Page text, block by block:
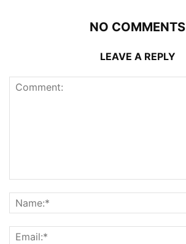
NO COMMENTS
LEAVE A REPLY